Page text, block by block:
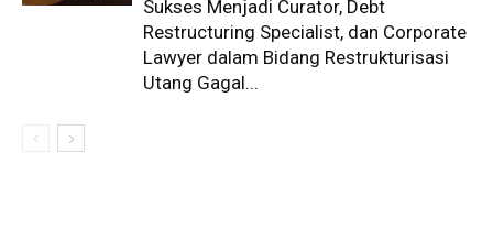
Sukses Menjadi Curator, Debt
Restructuring Specialist, dan Corporate
Lawyer dalam Bidang Restrukturisasi
Utang Gagal...